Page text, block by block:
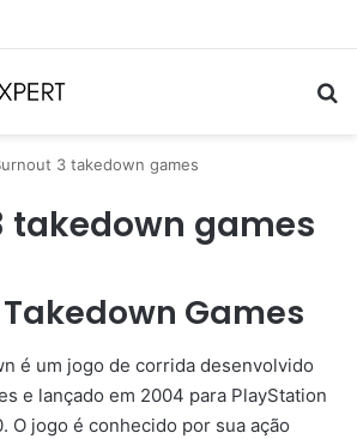
incríveis em eletrônicos
3 takedown games
takedown games
Games
é um jogo de corrida desenvolvido
e lançado em 2004 para PlayStation
O jogo é conhecido por sua ação